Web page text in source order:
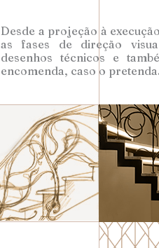
Desde a projeção à
as fases de direção
desenhos técnicos e
encomenda, caso o pretenda.